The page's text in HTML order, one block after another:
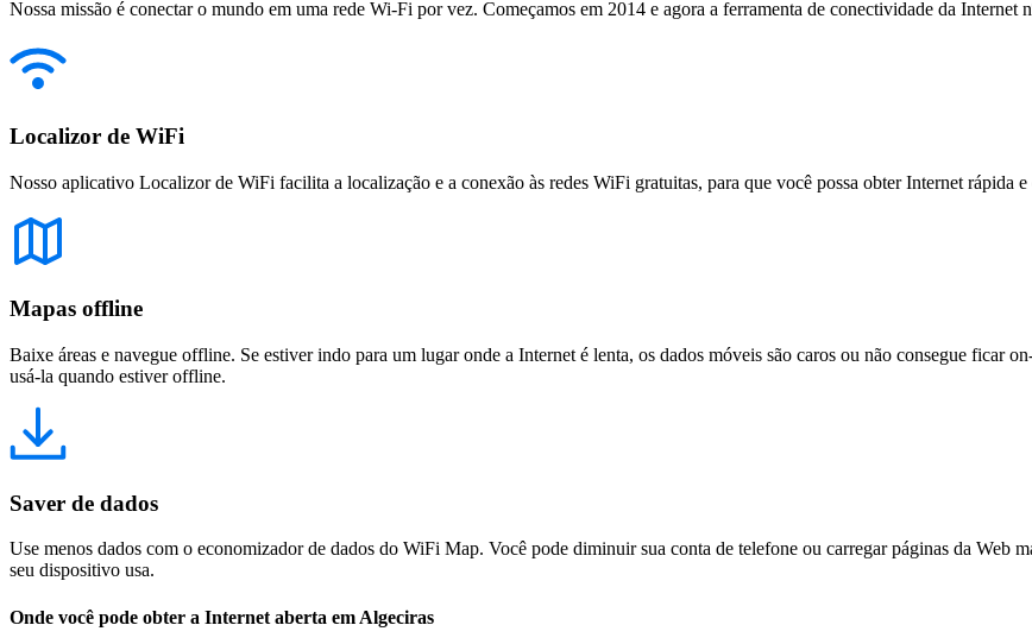
Nossa missão é conectar o mundo em uma rede Wi-Fi por vez. Começamos em 2014 e agora a ferramenta de conectividade da Internet
Localizor de WiFi
Nosso aplicativo Localizor de WiFi facilita a localização e a conexão às redes WiFi gratuitas, para que você possa obter Internet rápida
Mapas offline
Baixe áreas e navegue offline. Se estiver indo para um lugar onde a Internet é lenta, os dados móveis são caros ou não consegue ficar
usá-la quando estiver offline.
Saver de dados
Use menos dados com o economizador de dados do WiFi Map. Você pode diminuir sua conta de telefone ou carregar páginas da Web
seu dispositivo usa.
Onde você pode obter a Internet aberta em Algeciras